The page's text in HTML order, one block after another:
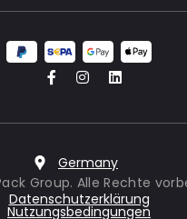
Germany
Group. Alle Rechte
Datenschutzerklärung
Nutzungsbedingungen